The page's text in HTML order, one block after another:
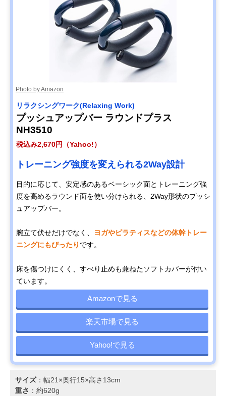
Photo by Amazon
リラクシングワーク(Relaxing Work)
プッシュアップバー ラウンドプラス
NH3510
税込み2,670円（Yahoo!）
トレーニング強度を変えられる2Way設計
目的に応じて、安定感のあるベーシック面とトレーニング強
度を高めるラウンド面を使い分けられる、2Way形状のプッシ
ュアップバー。
腕立て伏せだけでなく、
ヨガやピラティスなどの体幹トレー
ニングにもぴったり です。
床を傷つけにくく、すべり止めも兼ねたソフトカバーが付い
ています。
Amazonで見る
楽天市場で見る
Yahoo!で見る
サイズ：幅21×奥行15×高さ13cm
重さ ：約620g